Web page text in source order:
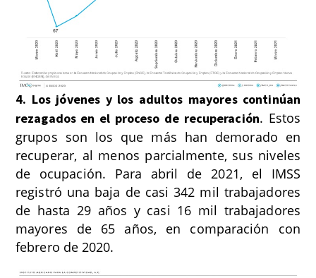
4. Los jóvenes y los adultos mayores continúan
rezagados en el proceso de recuperación. Estos
grupos son los que más han demorado en
recuperar, al menos parcialmente, sus niveles
de ocupación. Para abril de 2021, el IMSS
registró una baja de casi 342 mil trabajadores
de hasta 29 años y casi 16 mil trabajadores
mayores de 65 años, en comparación con
febrero de 2020.